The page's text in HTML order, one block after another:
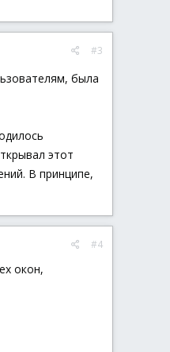
#3
была
этот
В принципе,
#4
окон,